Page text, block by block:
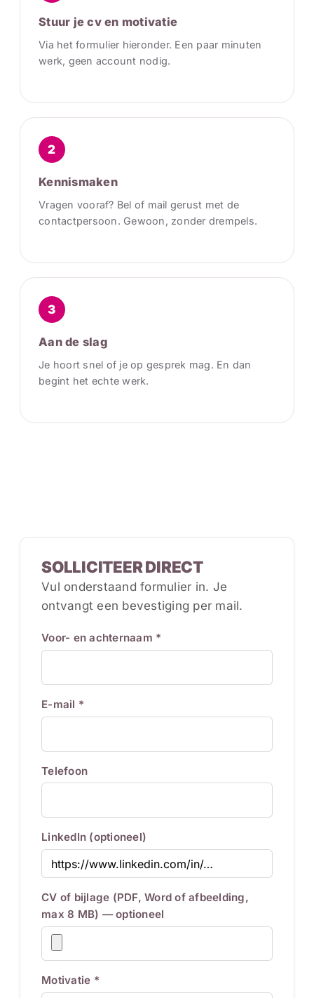
Stuur je cv en motivatie
Via het formulier hieronder. Een paar minuten
werk, geen account nodig.
2
Kennismaken
Vragen vooraf? Bel of mail gerust met de
contactpersoon. Gewoon, zonder drempels.
3
Aan de slag
Je hoort snel of je op gesprek mag. En dan
begint het echte werk.
SOLLICITEER DIRECT
Vul onderstaand formulier in. Je
ontvangt een bevestiging per mail.
Voor- en achternaam *
E-mail *
Telefoon
LinkedIn (optioneel)
CV of bijlage (PDF, Word of afbeelding,
max 8 MB) — optioneel
Motivatie *